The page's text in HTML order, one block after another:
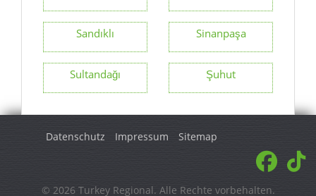
Sandıklı Sinanpaşa
Sultandağı Şuhut
Datenschutz Impressum Sitemap
© 2026 Turkey Regional. Alle Rechte vorbehalten.